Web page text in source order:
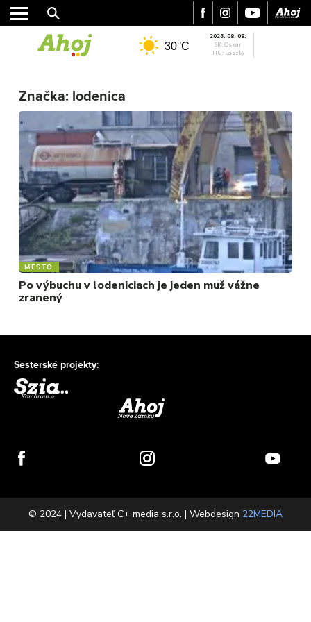
ŠPORT
KULTÚRA
FOTKY
VIDEO
MIX
30°C
2026. 08. 08.
SK: Oskár
HU: László
Značka: lodenica
MESTO
Po výbuchu v lodeniciach je jeden muž vážne
zranený
Sesterské projekty:
© 2024 | Vydavateľ C+ media s.r.o. | Webdesign 22MEDIA